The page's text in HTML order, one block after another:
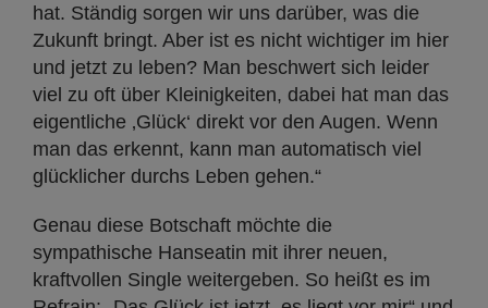
hat. Ständig sorgen wir uns darüber, was die
Zukunft bringt. Aber ist es nicht wichtiger im hier
und jetzt zu leben? Man beschwert sich leider
viel zu oft über Kleinigkeiten, dabei hat man das
eigentliche ‚Glück‘ direkt vor den Augen. Wenn
man das erkennt, kann man automatisch viel
glücklicher durchs Leben gehen.“
Genau diese Botschaft möchte die
sympathische Hanseatin mit ihrer neuen,
kraftvollen Single weitergeben. So heißt es im